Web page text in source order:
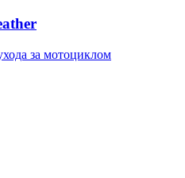
за мотоциклом